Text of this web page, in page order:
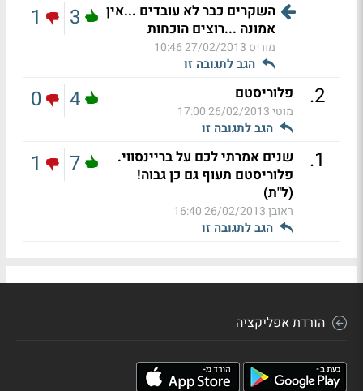
השקרים כבר לא עובדים ...אין
אמונה ...רוצים הוכחות
מוריס 27/02/2013 10:46
הגב לתגובה זו
3
1
2
. פלוריסטם
מוטי26/02/2013 17:00
הגב לתגובה זו
4
0
1
.
שנים אמרתי לכם על בריינסווי.
פלוריסטם תעוף גם כן גבוה!
(ל"ת)
ראובן26/02/2013 16:40
הגב לתגובה זו
7
1
הורדת אפליקציה